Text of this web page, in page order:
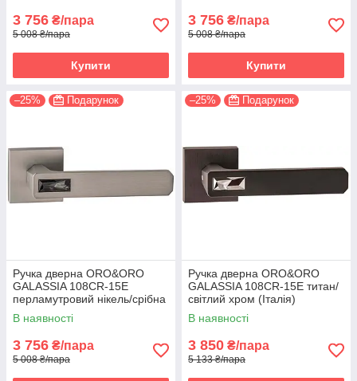
3 756 ₴/пара
5 008 ₴/пара
Купити
3 756 ₴/пара
5 008 ₴/пара
Купити
–25% Подарунок
Ручка дверна ORO&ORO
GALASSIA 108СR-15E
перламутровий нікель/срібна
ніч (Італія)
В наявності
3 756 ₴/пара
5 008 ₴/пара
–25% Подарунок
Ручка дверна ORO&ORO
GALASSIA 108СR-15E титан/
світлий хром (Італія)
В наявності
3 850 ₴/пара
5 133 ₴/пара